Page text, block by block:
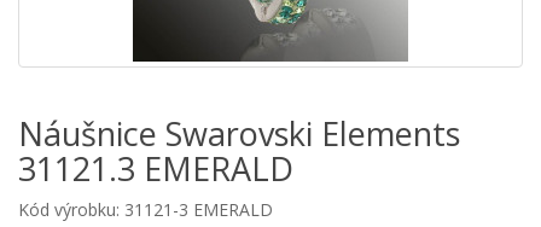
Náušnice Swarovski Elements
31121.3 EMERALD
Kód výrobku: 31121-3 EMERALD